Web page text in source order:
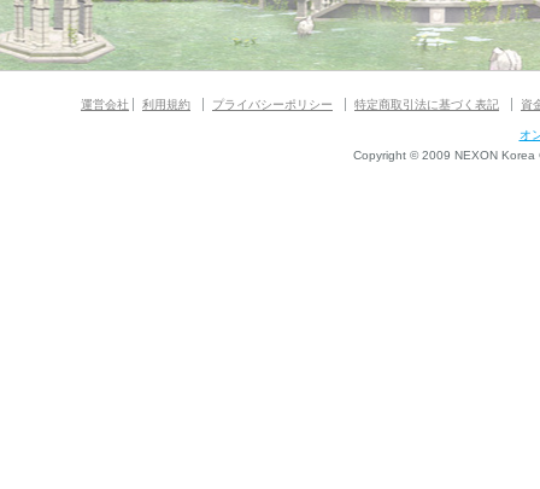
運営会社 利用規約 プライバシーポリシー 特定商取引法に基づく表記 資
オ
Copyright © 2009 NEXON Korea